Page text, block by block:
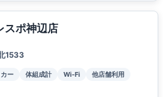
スポ神辺店
1533
ー 体組成計 Wi-Fi
他店舗利用